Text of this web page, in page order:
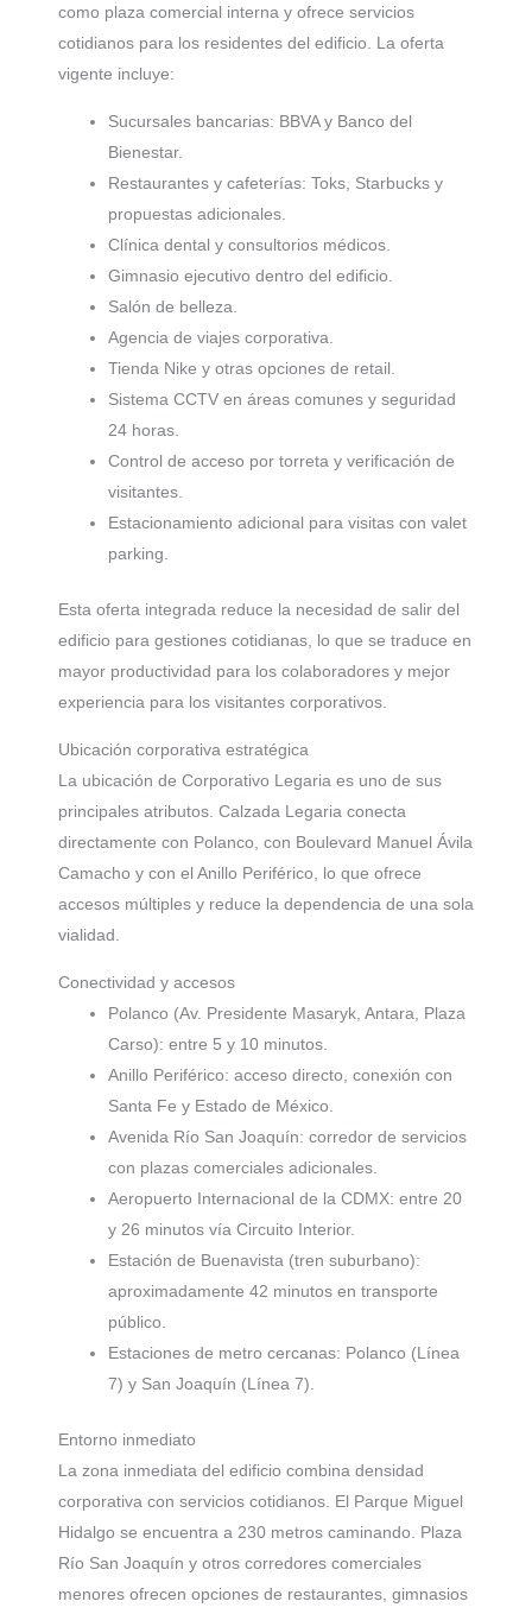
como plaza comercial interna y ofrece servicios
cotidianos para los residentes del edificio. La oferta
vigente incluye:
Sucursales bancarias: BBVA y Banco del
Bienestar.
Restaurantes y cafeterías: Toks, Starbucks y
propuestas adicionales.
Clínica dental y consultorios médicos.
Gimnasio ejecutivo dentro del edificio.
Salón de belleza.
Agencia de viajes corporativa.
Tienda Nike y otras opciones de retail.
Sistema CCTV en áreas comunes y seguridad
24 horas.
Control de acceso por torreta y verificación de
visitantes.
Estacionamiento adicional para visitas con valet
parking.
Esta oferta integrada reduce la necesidad de salir del
edificio para gestiones cotidianas, lo que se traduce en
mayor productividad para los colaboradores y mejor
experiencia para los visitantes corporativos.
Ubicación corporativa estratégica
La ubicación de Corporativo Legaria es uno de sus
principales atributos. Calzada Legaria conecta
directamente con Polanco, con Boulevard Manuel Ávila
Camacho y con el Anillo Periférico, lo que ofrece
accesos múltiples y reduce la dependencia de una sola
vialidad.
Conectividad y accesos
Polanco (Av. Presidente Masaryk, Antara, Plaza
Carso): entre 5 y 10 minutos.
Anillo Periférico: acceso directo, conexión con
Santa Fe y Estado de México.
Avenida Río San Joaquín: corredor de servicios
con plazas comerciales adicionales.
Aeropuerto Internacional de la CDMX: entre 20
y 26 minutos vía Circuito Interior.
Estación de Buenavista (tren suburbano):
aproximadamente 42 minutos en transporte
público.
Estaciones de metro cercanas: Polanco (Línea
7) y San Joaquín (Línea 7).
Entorno inmediato
La zona inmediata del edificio combina densidad
corporativa con servicios cotidianos. El Parque Miguel
Hidalgo se encuentra a 230 metros caminando. Plaza
Río San Joaquín y otros corredores comerciales
menores ofrecen opciones de restaurantes, gimnasios